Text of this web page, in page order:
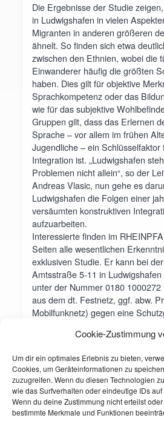
Cookie-Zustimmung
Um dir ein optimales Erlebnis zu bieten,
Cookies, um Geräteinformationen zu
zuzugreifen. Wenn du diesen Technologien
wie das Surfverhalten oder eindeutige IDs
Wenn du deine Zustimmung nicht erteilst
bestimmte Merkmale und Funktionen
Die Ergebnisse der Studie
in Ludwigshafen in vielen
Migranten in anderen größeren
ähnelt. So finden sich etwa
zwischen den Ethnien, wobei die
Einwanderer häufig die größten
haben. Dies gilt für objektive
Sprachkompetenz oder das
wie für das subjektive
Gruppen gilt, dass das Erlernen
Sprache – vor allem im frühen
Jugendliche – ein Schlüsselfaktor
Integration ist. „Ludwigshafen
Problemen nicht allein“, so der
Andreas Vlasic, nun gehe es
Ludwigshafen die Folgen einer
versäumten konstruktiven
aufzuarbeiten.
Interessierte finden im
Seiten alle wesentlichen
exklusiven Studie. Er kann bei
Amtsstraße 5-11 in
unter der Nummer 0180
aus dem dt. Festnetz, ggf. abw.
Mobilfunknetz) gegen eine
Weitere Informationen zum